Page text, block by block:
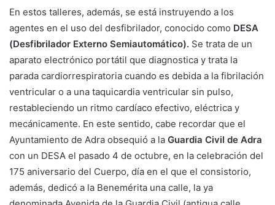
En estos talleres, además, se está instruyendo a los
agentes en el uso del desfibrilador, conocido como DESA
(Desfibrilador Externo Semiautomático). Se trata de un
aparato electrónico portátil que diagnostica y trata la
parada cardiorrespiratoria cuando es debida a la fibrilación
ventricular o a una taquicardia ventricular sin pulso,
restableciendo un ritmo cardíaco efectivo, eléctrica y
mecánicamente. En este sentido, cabe recordar que el
Ayuntamiento de Adra obsequió a la Guardia Civil de Adra
con un DESA el pasado 4 de octubre, en la celebración del
175 aniversario del Cuerpo, día en el que el consistorio,
además, dedicó a la Benemérita una calle, la ya